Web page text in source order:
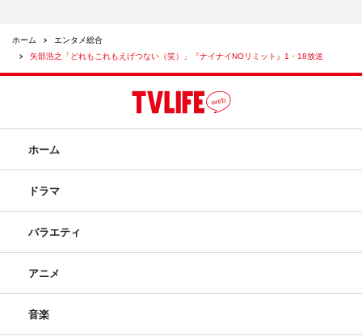
ホーム
エンタメ総合
矢部浩之「どれもこれもえげつない（笑）」『ナイナイNOリミット』1・18放送
ホーム
ドラマ
バラエティ
アニメ
音楽